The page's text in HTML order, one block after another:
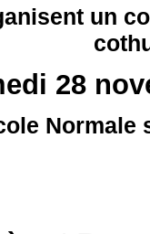
un
28
Normale